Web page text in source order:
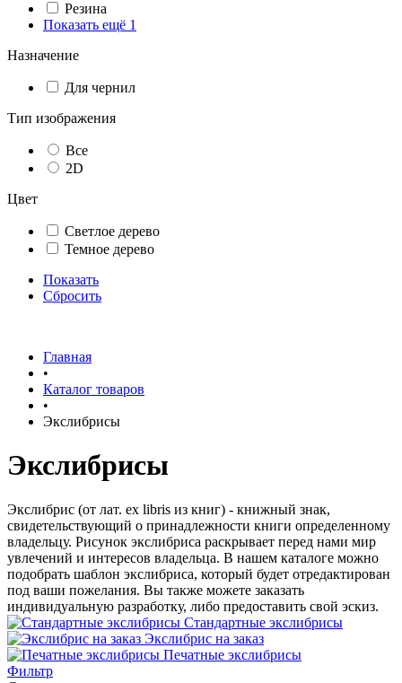
Резина
Показать ещё 1
Назначение
Для чернил
Тип изображения
Все
2D
Цвет
Светлое дерево
Темное дерево
Показать
Сбросить
Главная
•
Каталог товаров
•
Экслибрисы
Экслибрисы
Экслибрис (от лат. ex libris из книг) - книжный знак,
свидетельствующий о принадлежности книги определенному
владельцу. Рисунок экслибриса раскрывает перед нами мир
увлечений и интересов владельца. В нашем каталоге можно
подобрать шаблон экслибриса, который будет отредактирован
под ваши пожелания. Вы также можете заказать
индивидуальную разработку, либо предоставить свой эскиз.
Стандартные экслибрисы
Экслибрис на заказ
Печатные экслибрисы
Фильтр